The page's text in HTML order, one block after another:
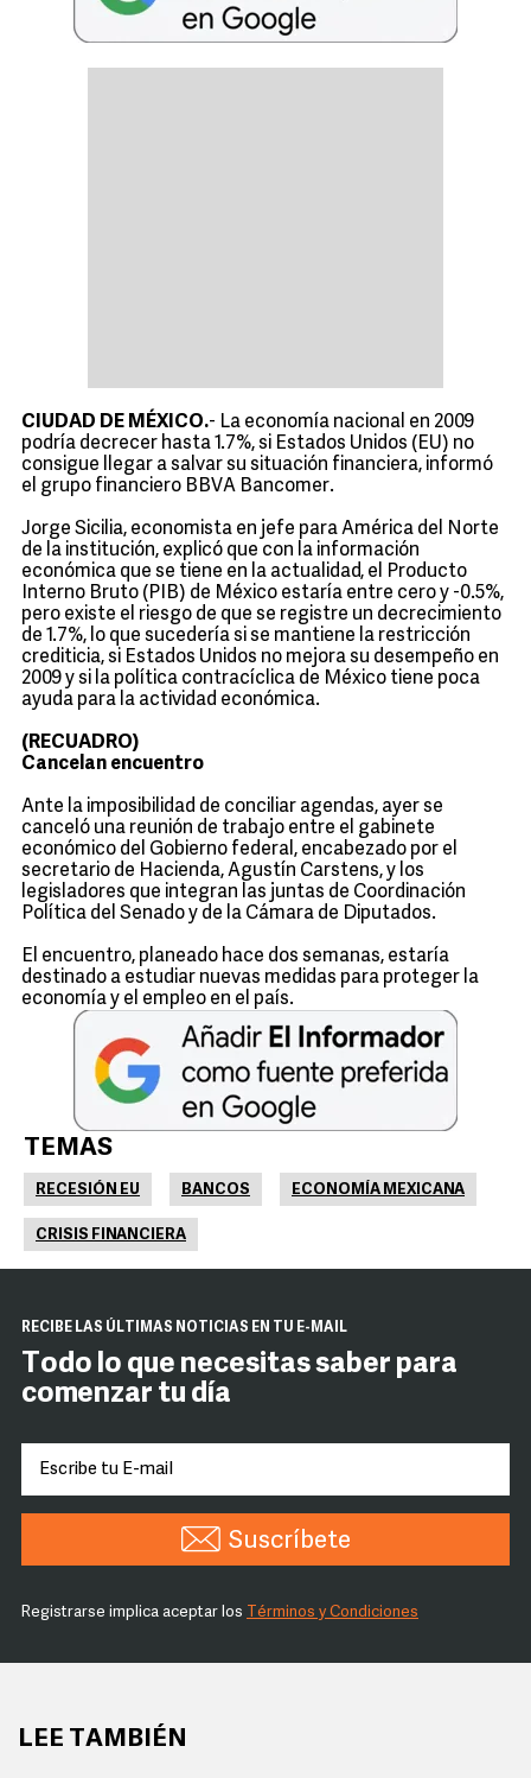
CIUDAD DE MÉXICO.- La economía nacional en 2009
podría decrecer hasta 1.7%, si Estados Unidos (EU) no
consigue llegar a salvar su situación financiera, informó
el grupo financiero BBVA Bancomer.
Jorge Sicilia, economista en jefe para América del Norte
de la institución, explicó que con la información
económica que se tiene en la actualidad, el Producto
Interno Bruto (PIB) de México estaría entre cero y -0.5%,
pero existe el riesgo de que se registre un decrecimiento
de 1.7%, lo que sucedería si se mantiene la restricción
crediticia, si Estados Unidos no mejora su desempeño en
2009 y si la política contracíclica de México tiene poca
ayuda para la actividad económica.
(RECUADRO)
Cancelan encuentro
Ante la imposibilidad de conciliar agendas, ayer se
canceló una reunión de trabajo entre el gabinete
económico del Gobierno federal, encabezado por el
secretario de Hacienda, Agustín Carstens, y los
legisladores que integran las juntas de Coordinación
Política del Senado y de la Cámara de Diputados.
El encuentro, planeado hace dos semanas, estaría
destinado a estudiar nuevas medidas para proteger la
economía y el empleo en el país.
TEMAS
RECESIÓN EU BANCOS ECONOMÍA MEXICANA
CRISIS FINANCIERA
RECIBE LAS ÚLTIMAS NOTICIAS EN TU E-MAIL
Todo lo que necesitas saber para
comenzar tu día
Suscríbete
Registrarse implica aceptar los Términos y Condiciones
LEE TAMBIÉN